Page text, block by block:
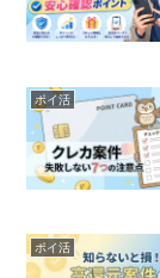
ポイ活
ポイ活